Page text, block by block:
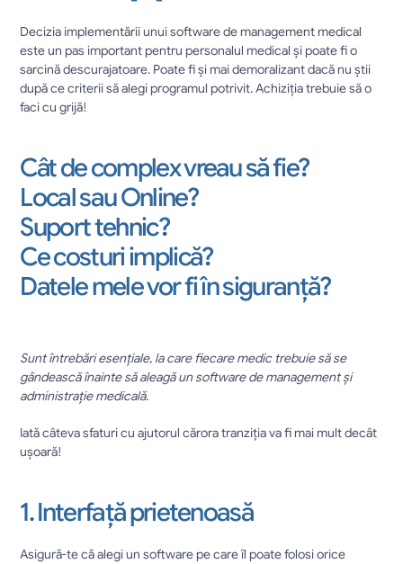
Decizia implementării unui software de management medical
este un pas important pentru personalul medical și poate fi o
sarcină descurajatoare. Poate fi și mai demoralizant dacă nu știi
după ce criterii să alegi programul potrivit. Achiziția trebuie să o
faci cu grijă!
Cât de complex vreau să fie?
Local sau Online?
Suport tehnic?
Ce costuri implică?
Datele mele vor fi în siguranță?
Sunt întrebări esențiale, la care fiecare medic trebuie să se
gândească înainte să aleagă un software de management și
administrație medicală.
Iată câteva sfaturi cu ajutorul cărora tranziția va fi mai mult decât
ușoară!
1. Interfață prietenoasă
Asigură-te că alegi un software pe care îl poate folosi orice